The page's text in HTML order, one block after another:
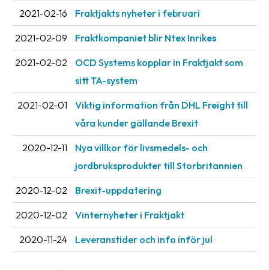
Kundtjänst
Om
företaget
Fraktjakt
Pressrum
Medarbetare
karriär
Nyhetsarkiv
Kontakta
2021-02-16 Fraktjakts nyheter i februari
2021-02-09 Fraktkompaniet blir Ntex Inrikes
2021-02-02
OCD Systems kopplar in Fraktjakt som
sitt TA-system
2021-02-01
Viktig information från DHL Freight till
våra kunder gällande Brexit
2020-12-11
Nya villkor för livsmedels- och
jordbruksprodukter till Storbritannien
2020-12-02 Brexit-uppdatering
2020-12-02 Vinternyheter i Fraktjakt
2020-11-24 Leveranstider och info inför jul